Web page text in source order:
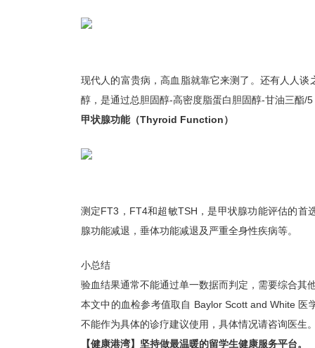
现代人的富贵病，高血脂就靠它来测了。还有人人
醇，是通过总胆固醇-高密度脂蛋白胆固醇-甘油三酯/
甲状腺功能（Thyroid Function）
测定FT3，FT4和超敏TSH，是甲状腺功能评估的首
腺功能减退，垂体功能减退及严重全身性疾病等。
小总结
验血结果通常不能通过单一数据而判定，需要综合其
本文中的血检参考值取自 Baylor Scott and White
不能作为具体的诊疗建议使用，具体情况请咨询医生
【健康港湾】 坚持做最温暖的留学生健康服务平台。